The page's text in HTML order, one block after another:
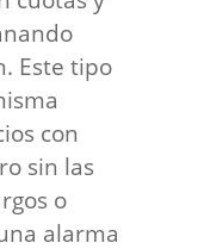
Este tipo
con
sin las
o
alarma